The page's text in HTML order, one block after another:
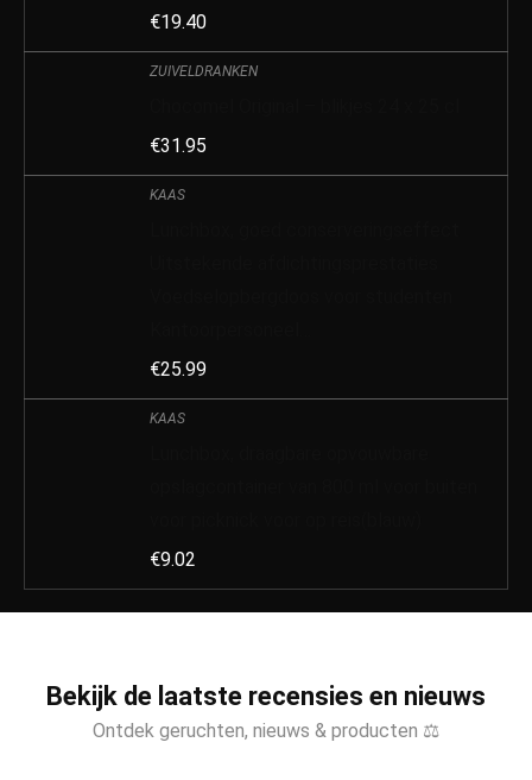
€19.40
ZUIVELDRANKEN
€31.95
KAAS
€25.99
KAAS
€9.02
Bekijk de laatste recensies en nieuws
Ontdek geruchten, nieuws & producten ⚖